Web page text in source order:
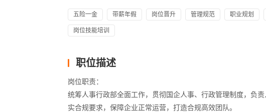
五险一金 带薪年假 岗位晋升 管理规范 职业规划
岗位技能培训
职位描述
岗位职责：
统筹人事行政部全面工作，贯彻国企人事、行政管理制度，负
实合规要求，保障企业正常运营，打造合规高效团队。